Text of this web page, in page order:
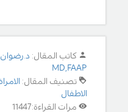
كاتب المقال:
MD,FAAP
تصنيف المقال:
الاطفال
مرات القراءة: 11447